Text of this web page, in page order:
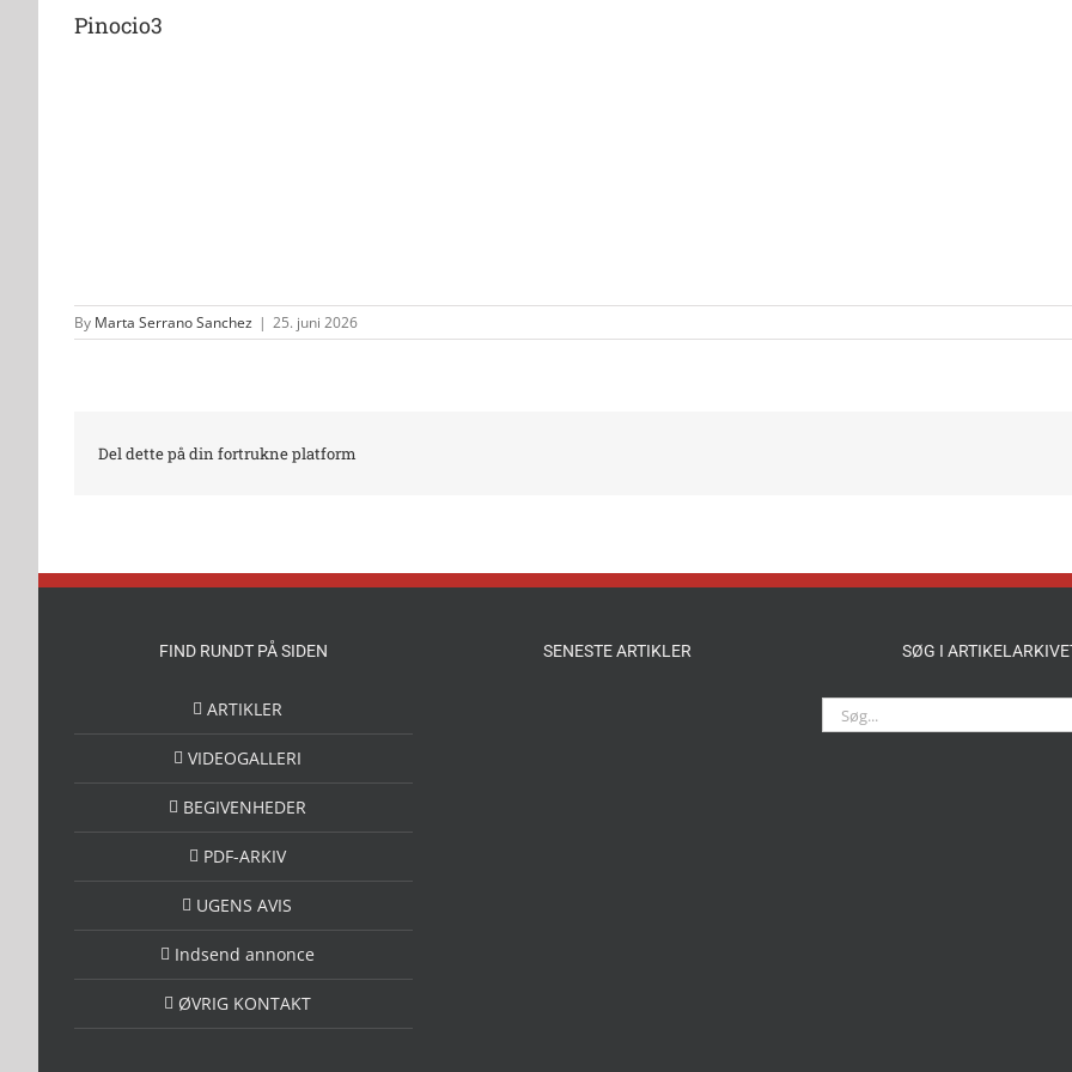
Pinocio3
By Marta Serrano Sanchez | 25. juni 2026
Del dette på din fortrukne platform
FIND RUNDT PÅ SIDEN
ARTIKLER
VIDEOGALLERI
BEGIVENHEDER
PDF-ARKIV
UGENS AVIS
Indsend annonce
ØVRIG KONTAKT
SENESTE ARTIKLER SØG I
Søg
efter: